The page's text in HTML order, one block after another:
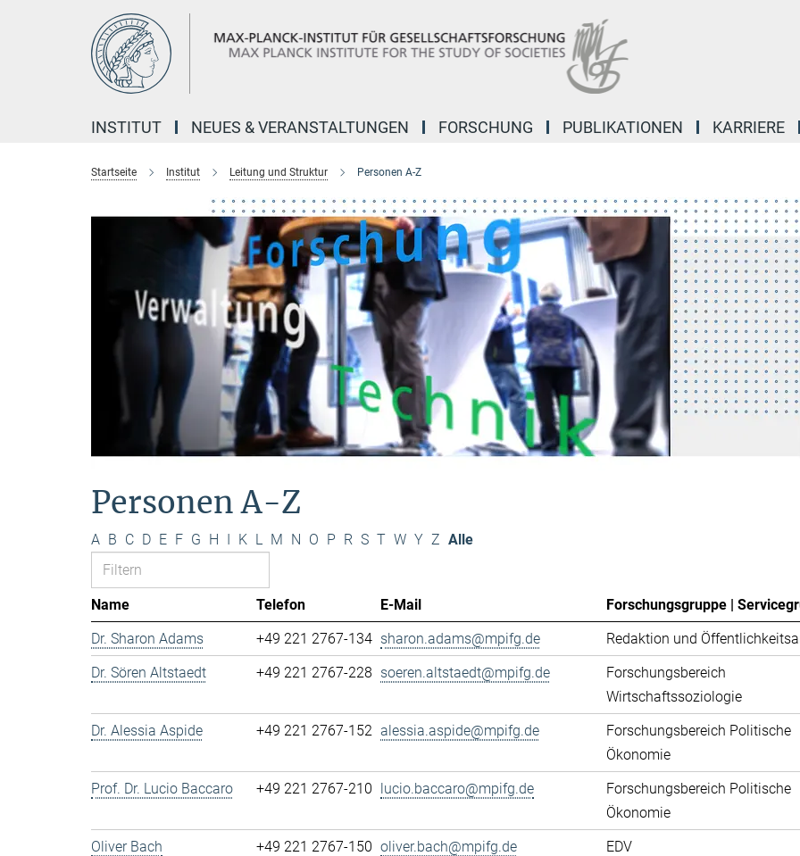
INSTITUT NEUES & VERANSTALTUNGEN FORSCHUNG PUBLIKATIONEN KARRIERE
Startseite Institut Leitung und Struktur Personen A-Z
Personen A-Z
A B C D E F G H I K L M N O P R S T W Y Z Alle
Name Telefon E-Mail
Forschungsgruppe |
Dr. Sharon Adams
+49 221 2767-134 sharon.adams@mpifg.de
Redaktion und
Dr. Sören Altstaedt
+49 221 2767-228 soeren.altstaedt@mpifg.de
Forschungsbereich
Wirtschaftssoziologie
Dr. Alessia Aspide
+49 221 2767-152 alessia.aspide@mpifg.de
Forschungsbereich Politische
Ökonomie
Prof. Dr. Lucio Baccaro
+49 221 2767-210 lucio.baccaro@mpifg.de
Forschungsbereich Politische
Ökonomie
Oliver Bach
+49 221 2767-150 oliver.bach@mpifg.de
EDV